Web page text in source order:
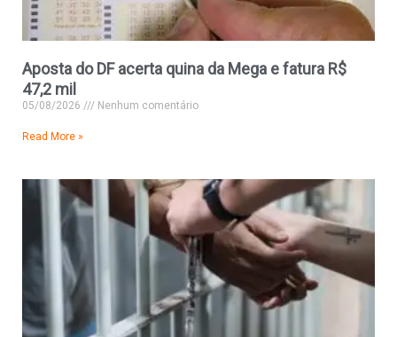
Aposta do DF acerta quina da Mega e fatura R$
47,2 mil
05/08/2026 Nenhum comentário
Read More »